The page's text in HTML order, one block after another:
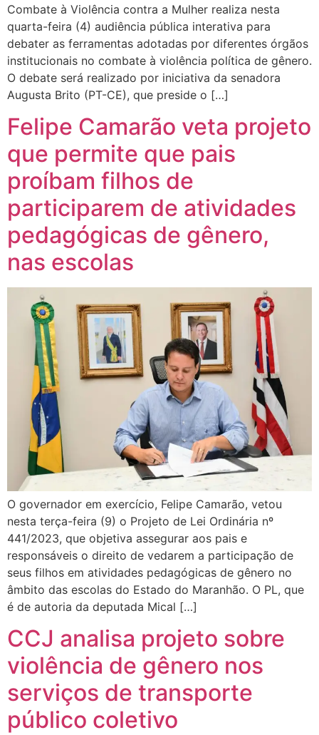
Combate à Violência contra a Mulher realiza nesta
quarta-feira (4) audiência pública interativa para
debater as ferramentas adotadas por diferentes órgãos
institucionais no combate à violência política de gênero.
O debate será realizado por iniciativa da senadora
Augusta Brito (PT-CE), que preside o […]
Felipe Camarão veta projeto
que permite que pais
proíbam filhos de
participarem de atividades
pedagógicas de gênero,
nas escolas
O governador em exercício, Felipe Camarão, vetou
nesta terça-feira (9) o Projeto de Lei Ordinária nº
441/2023, que objetiva assegurar aos pais e
responsáveis o direito de vedarem a participação de
seus filhos em atividades pedagógicas de gênero no
âmbito das escolas do Estado do Maranhão. O PL, que
é de autoria da deputada Mical […]
CCJ analisa projeto sobre
violência de gênero nos
serviços de transporte
público coletivo